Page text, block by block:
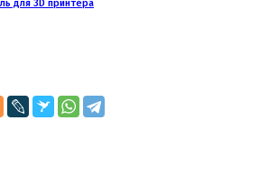
для 3D принтера